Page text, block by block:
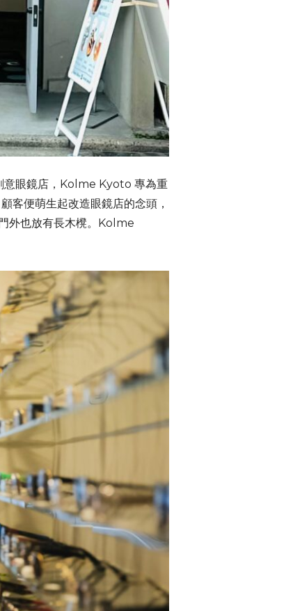
意眼鏡店，Kolme Kyoto 專為重
客便萌生起改造眼鏡店的念頭，
外也放有長木櫈。Kolme